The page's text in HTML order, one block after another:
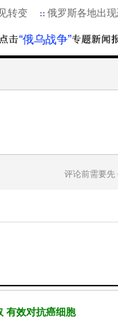
转变
俄罗斯各地出
“俄乌战争”
评论前需要先
有效对抗癌细胞